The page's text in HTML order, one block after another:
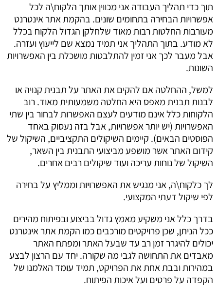
תוך כדי תהליך העבודה אני מכווין אותך הלקוח\ה לכל
אפשרויות הבחירה בתחומים שונים. בהקמת אתר אינטרנט
מעורבות החלטות רבות מאוד שלחלקן הגדול הלקוח בכלל
לא מודע. בתוך התהליך אני תמיד נמצא שם לייעוץ ועזרה.
אבל מעבר לכך אני זמין להתלבטות מושכלת בין האפשרויות
השונות.
למשל, ההחלטה אם להקים את האתר על תבנית קנויה או
לבנות תבנית מאפס היא החלטה משמעותית מאוד. רוב
הלקוחות כלל אינם מודעים לעצם האפשרות לבחור בין שתי
האפשרויות (יש יותר אפשרויות, אבל בזה נעסוק באחד
הפוסטים הבאים). קיימים השיקולים התקציביים, השיקול של
קידום האתר אשר מושפע מביצועי התבנית בין השאר,
השיקול של נוחות עריכה ועוד שיקולים רבים אחרים.
לך כלקוח\ה, אני מנגיש את האפשרויות וממליץ על בחירה
לפי שיקול דעתי המקצועי.
בדרך כלל אני משקיע מאמץ גדול בביצוע ובפיתוח מהירים
ככל הניתן, שכן פרויקטים מורכבים כמו הקמת אתר אינטרנט
יכולים להיגרר זמן רב עד שבעל האתר ומפתח האתר
מאבדים את התחושה לגבי מה שקורה. יחד עם הרצון לבצע
במהירות ובבת אחת את הפרויקט, תמיד עומד האלמנו של
הקפדה על פרטים ועל איכות הפיתוח.